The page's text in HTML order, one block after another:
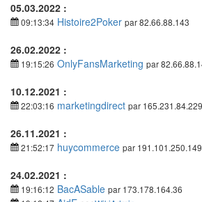
05.03.2022 :
09:13:34 Histoire2Poker par 82.66.88.143
26.02.2022 :
19:15:26 OnlyFansMarketing par
10.12.2021 :
22:03:16 marketingdirect par 165.231.84.229
26.11.2021 :
21:52:17 huycommerce par 191.101.250.149
24.02.2021 :
19:16:12 BacASable par 173.178.164.36